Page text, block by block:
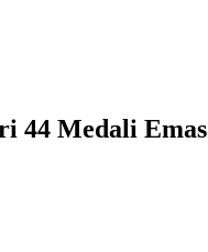
44 Medali Emas